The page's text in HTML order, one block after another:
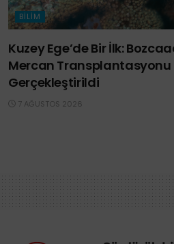
BILIM
Kuzey Ege’de Bir İlk:
Mercan Transplantasyonu
Gerçekleştirildi
7 AĞUSTOS 2026